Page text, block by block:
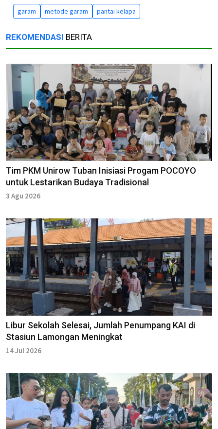
garam metode garam pantai kelapa
REKOMENDASI BERITA
Tim PKM Unirow Tuban Inisiasi Progam POCOYO
untuk Lestarikan Budaya Tradisional
3 Agu 2026
Libur Sekolah Selesai, Jumlah Penumpang KAI di
Stasiun Lamongan Meningkat
14 Jul 2026